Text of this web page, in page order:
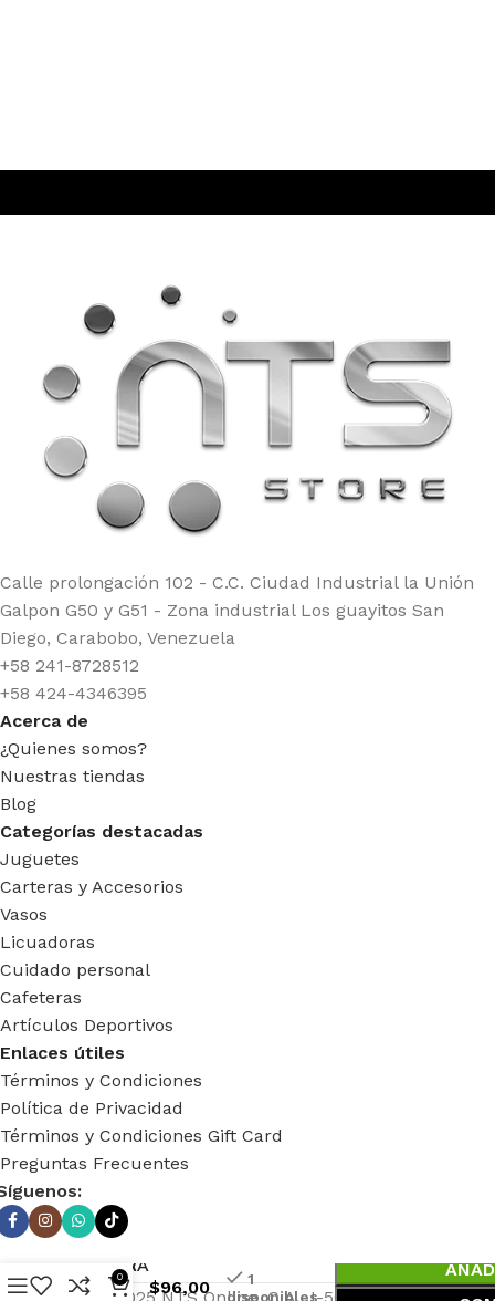
Calle prolongación 102 - C.C. Ciudad Industrial la Unión
Galpon G50 y G51 - Zona industrial Los guayitos San
Diego, Carabobo, Venezuela
+58 241-8728512
+58 424-4346395
Acerca de
¿Quienes somos?
Nuestras tiendas
Blog
Categorías destacadas
Juguetes
Carteras y Accesorios
Vasos
Licuadoras
Cuidado personal
Cafeteras
Artículos Deportivos
Enlaces útiles
Términos y Condiciones
Política de Privacidad
Términos y Condiciones Gift Card
Preguntas Frecuentes
CARTERA
DE
$96,00
1
disponibles
0